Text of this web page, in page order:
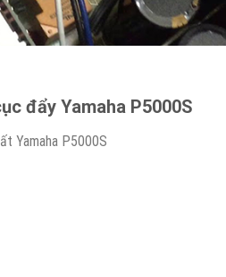
đẩy Yamaha P5000S
Yamaha P5000S